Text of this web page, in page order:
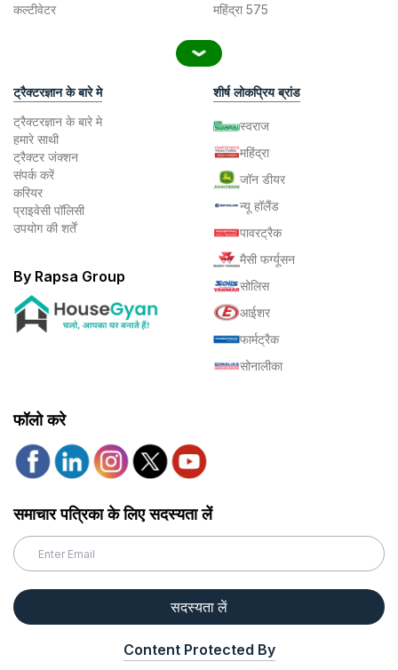
कल्टीवेटर
महिंद्रा 575
ट्रैक्टरज्ञान के बारे मे
ट्रैक्टरज्ञान के बारे मे
हमारे साथी
ट्रैक्टर जंक्शन
संपर्क करें
करियर
प्राइवेसी पॉलिसी
उपयोग की शर्तें
By Rapsa Group
शीर्ष लोकप्रिय ब्रांड
स्वराज
महिंद्रा
जॉन डीयर
न्यू हॉलैंड
पावरट्रैक
मैसी फर्ग्यूसन
सोलिस
आईशर
फार्मट्रैक
सोनालीका
फॉलो करे
समाचार पत्रिका के लिए सदस्यता लें
सदस्यता लें
Content Protected By